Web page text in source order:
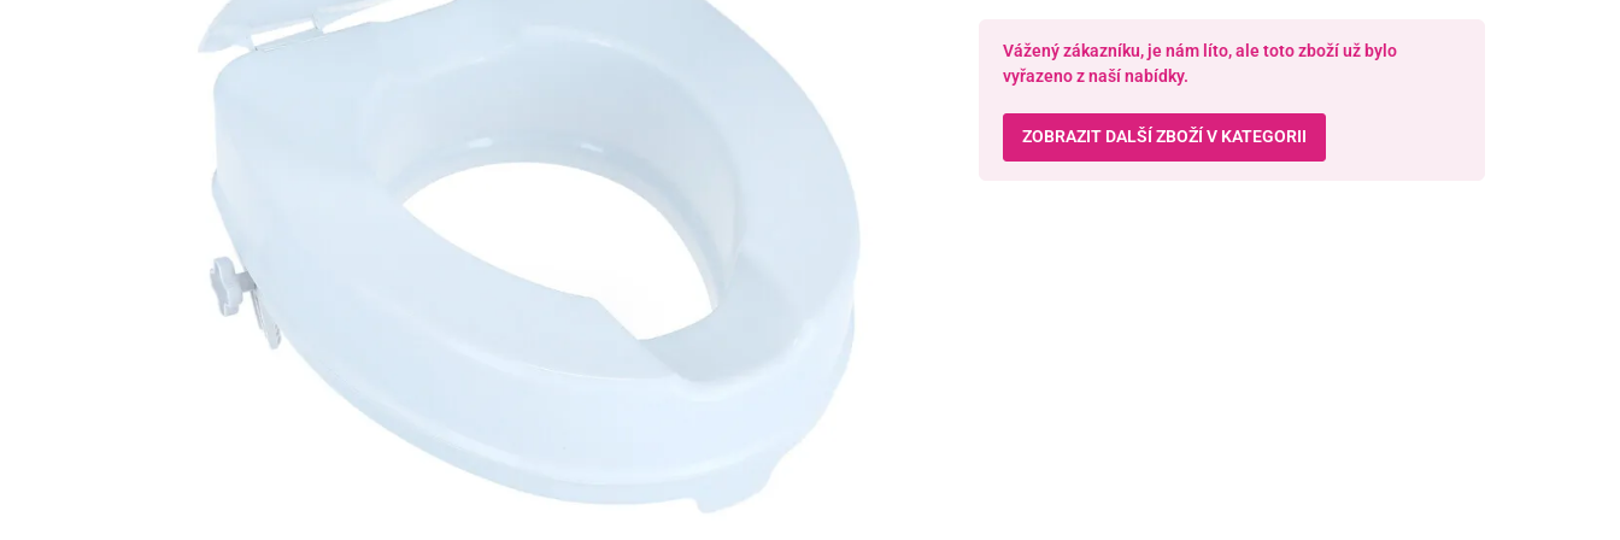
Vážený zákazníku, je nám líto, ale toto zboží už bylo
vyřazeno z naší nabídky.
ZOBRAZIT DALŠÍ ZBOŽÍ V KATEGORII